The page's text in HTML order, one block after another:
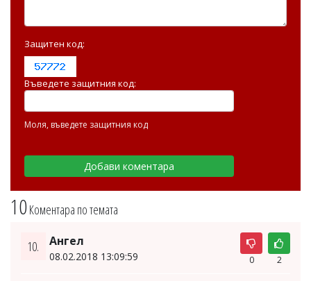
10Коментара по темата
10. Ангел
08.02.2018 13:09:59 0 2
Защитен код:
Въведете защитния код:
Моля, въведете защитния код